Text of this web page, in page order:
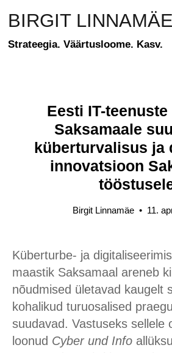
BIRGIT LINNAMÄE
Strateegia. Väärtusloome. Kasv.
Eesti IT-
Saksamaale
küberturvalisus ja
innovatsioon
Birgit Linnamäe• 11.
Küberturbe- ja
maastik Saksamaal areneb
nõudmised ületavad kaugelt
kohalikud turuosalised
suudavad. Vastuseks sellele
loonud Cyber und Info